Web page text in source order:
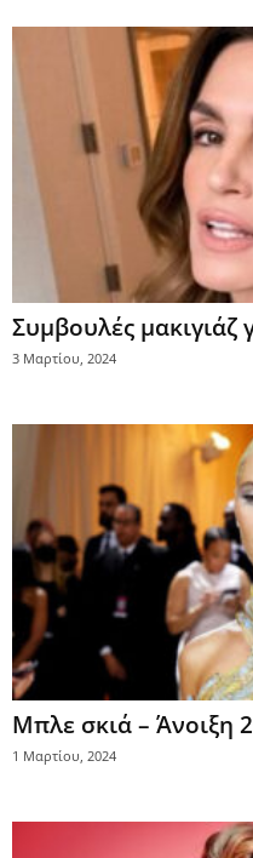
Συμβουλές μακιγιάζ
3 Μαρτίου, 2024
Mπλε σκιά – Άνοιξη
1 Μαρτίου, 2024